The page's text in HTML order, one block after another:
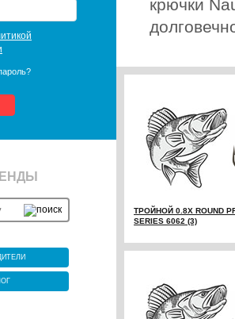
крючки
ТРОЙНОЙ 0.8X ROUND
SERIES 6062 (3)